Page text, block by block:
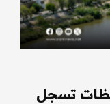
بغداد و3 محافظات تسجل